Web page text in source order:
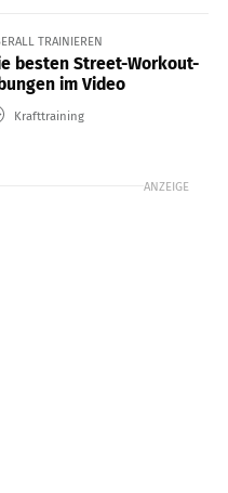
TRAINIEREN
besten Street-Workout-
im Video
Krafttraining
ANZEIGE